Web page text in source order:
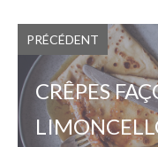
PRÉCÉDENT
CRÊPES